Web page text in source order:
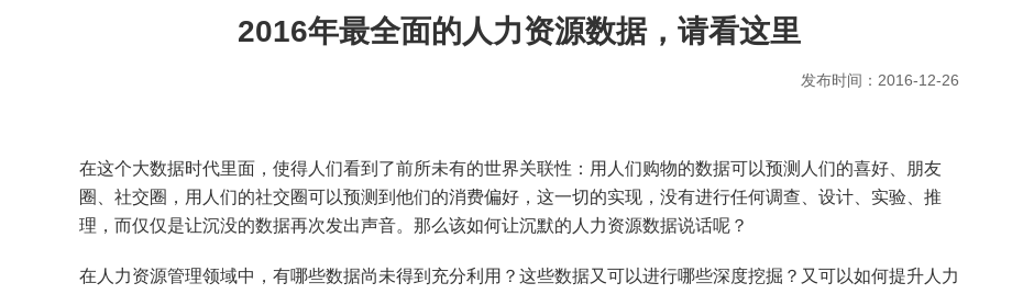
2016年最全面的人力资源数据，请看这里
发布时间：2016-12-26
在这个大数据时代里面，使得人们看到了前所未有的世界关联性：用人们购物的数据可以预测人们的喜好、朋友
圈、社交圈，用人们的社交圈可以预测到他们的消费偏好，这一切的实现，没有进行任何调查、设计、实验、推
理，而仅仅是让沉没的数据再次发出声音。那么该如何让沉默的人力资源数据说话呢？
在人力资源管理领域中，有哪些数据尚未得到充分利用？这些数据又可以进行哪些深度挖掘？又可以如何提升人力